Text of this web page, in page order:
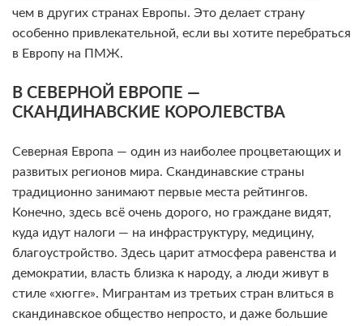
чем в других странах Европы. Это делает страну
особенно привлекательной, если вы хотите перебраться
в Европу на ПМЖ.
В СЕВЕРНОЙ ЕВРОПЕ —
СКАНДИНАВСКИЕ КОРОЛЕВСТВА
Северная Европа — один из наиболее процветающих и
развитых регионов мира. Скандинавские страны
традиционно занимают первые места рейтингов.
Конечно, здесь всё очень дорого, но граждане видят,
куда идут налоги — на инфраструктуру, медицину,
благоустройство. Здесь царит атмосфера равенства и
демократии, власть близка к народу, а люди живут в
стиле «хюгге». Мигрантам из третьих стран влиться в
скандинавское общество непросто, и даже большие